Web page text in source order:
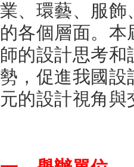
業、環藝、服飾
的各個層面。
師的設計思考
勢，促進我國
元的設計視角與